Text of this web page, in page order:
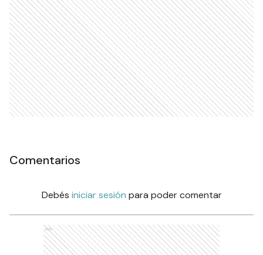
Comentarios
Debés iniciar sesión para poder comentar
Ads